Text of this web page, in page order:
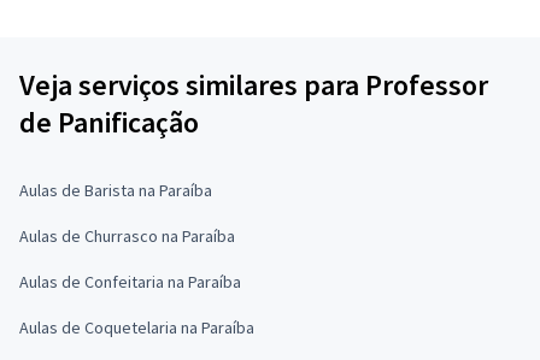
Veja serviços similares para Professor
de Panificação
Aulas de Barista na Paraíba
Aulas de Churrasco na Paraíba
Aulas de Confeitaria na Paraíba
Aulas de Coquetelaria na Paraíba